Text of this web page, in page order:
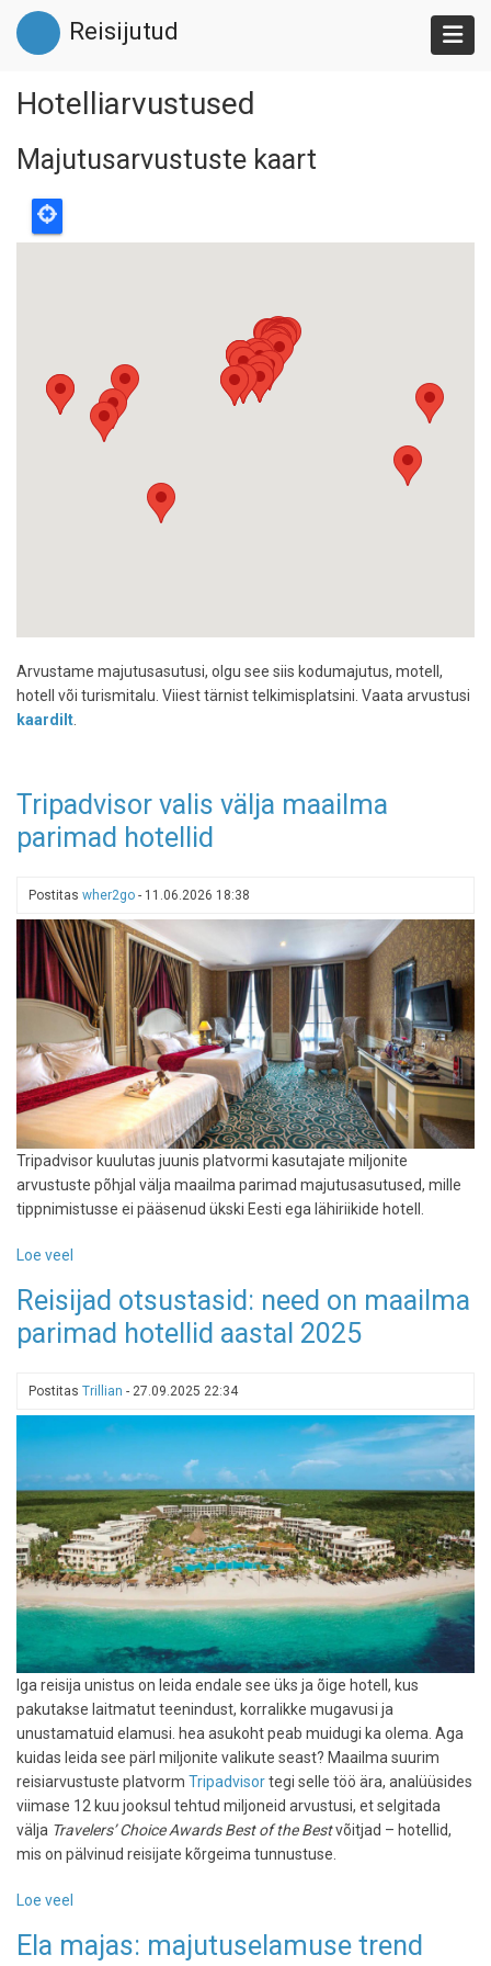
Liigu
edasi
põhisisu
Reisijutud
Hotelliarvustused
Majutusarvustuste kaart
Arvustame majutusasutusi, olgu see siis kodumajutus, motell,
hotell või turismitalu. Viiest tärnist telkimisplatsini. Vaata arvustusi
kaardilt
Tripadvisor valis välja maailma
parimad hotellid
Postitas wher2go - 11.06.2026 18:38
Tripadvisor kuulutas juunis platvormi kasutajate miljonite
arvustuste põhjal välja maailma parimad majutusasutused, mille
tippnimistusse ei pääsenud ükski Eesti ega lähiriikide hotell.
Loe veel
valis
välja
hotellid
Reisijad otsustasid: need on maailma
parimad hotellid aastal 2025
Postitas Trillian - 27.09.2025 22:34
Iga reisija unistus on leida endale see üks ja õige hotell, kus
pakutakse laitmatut teenindust, korralikke mugavusi ja
unustamatuid elamusi. hea asukoht peab muidugi ka olema. Aga
kuidas leida see pärl miljonite valikute seast? Maailma suurim
reisiarvustuste platvorm Tripadvisortegi selle töö ära, analüüsides
viimase 12 kuu jooksul tehtud miljoneid arvustusi, et selgitada
välja Travelers’ Choice Awards Best of the Bestvõitjad – hotellid,
mis on pälvinud reisijate kõrgeima tunnustuse.
Loe veel
otsustasid:
Ela majas: majutuselamuse trend